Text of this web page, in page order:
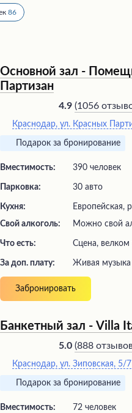
86
Основной зал -
Партизан
4.9 (1056
Краснодар, ул. Красных
Подарок за бронирование
Вместимость: 390 человек
Парковка: 30 авто
Кухня:
Европейская,
Свой алкоголь:
Можно свой
Что есть: сцена, велком
За доп. плату: живая музыка
Забронировать
Банкетный зал - Villa
5.0 (888
Краснодар, ул. Зиповская, 5/7
Подарок за бронирование
Вместимость: 72 человек